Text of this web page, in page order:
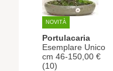
NOVITÀ
Portulacaria
Esemplare Unico
cm 46-150,00 €
(10)